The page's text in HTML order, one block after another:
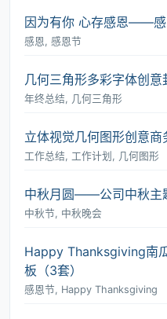
因为有你 心存感恩――感
感恩, 感恩节
几何三角形多彩字体创
年终总结, 几何三角形
立体视觉几何图形创意
工作总结, 工作计划, 几何图形
中秋月圆――公司中秋主
中秋节, 中秋晚会
Happy Thanksgiving南
板（3套）
感恩节, Happy Thanksgiving